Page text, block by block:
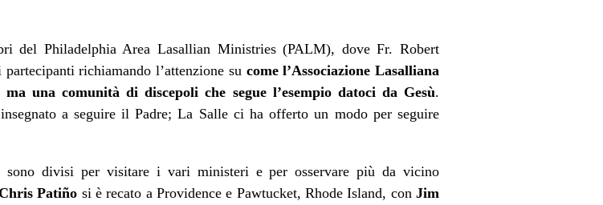
del Philadelphia Area Lasallian Ministries (PALM), dove Fr. Robert
richiamando l’attenzione su come l’Associazione Lasalliana
una comunità di discepoli che segue l’esempio datoci da Gesù.
a seguire il Padre; La Salle ci ha offerto un modo per seguire
divisi per visitare i vari ministeri e per osservare più da vicino
Patiño si è recato a Providence e Pawtucket, Rhode Island, conJim